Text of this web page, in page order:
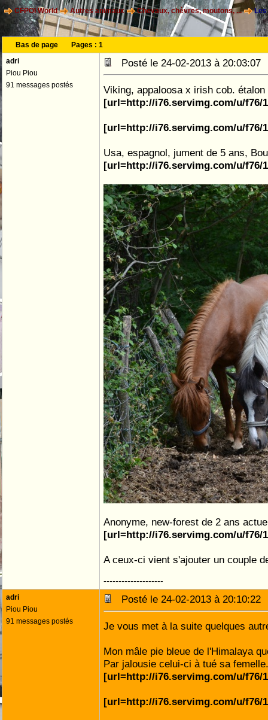
CFPOI World Autres animaux Chevaux, chèvres, moutons, ... Les
Bas de page Pages : 1
adri
Piou Piou
91 messages postés
Posté le 24-02-2013 à
Viking, appaloosa x irish cob.
[url=http://i76.servimg.com/u/f76/
[url=http://i76.servimg.com/u/f76/
Usa, espagnol, jument de 5 ans,
[url=http://i76.servimg.com/u/f76/
Anonyme, new-forest de 2 ans
[url=http://i76.servimg.com/u/f76/
A ceux-ci vient s'ajouter un couple
--------------------
adri
Piou Piou
91 messages postés
Posté le 24-02-2013 à
Je vous met à la suite quelques
Mon mâle pie bleue de l'Himalaya
Par jalousie celui-ci à tué sa
[url=http://i76.servimg.com/u/f76/
[url=http://i76.servimg.com/u/f76/